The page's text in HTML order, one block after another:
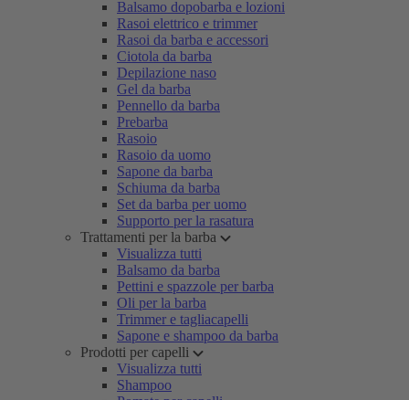
Balsamo dopobarba e lozioni
Rasoi elettrico e trimmer
Rasoi da barba e accessori
Ciotola da barba
Depilazione naso
Gel da barba
Pennello da barba
Prebarba
Rasoio
Rasoio da uomo
Sapone da barba
Schiuma da barba
Set da barba per uomo
Supporto per la rasatura
Trattamenti per la barba
Visualizza tutti
Balsamo da barba
Pettini e spazzole per barba
Oli per la barba
Trimmer e tagliacapelli
Sapone e shampoo da barba
Prodotti per capelli
Visualizza tutti
Shampoo